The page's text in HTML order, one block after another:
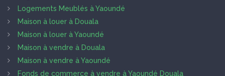
Logements Meublés à Yaoundé
Maison à louer à Douala
Maison à louer à Yaoundé
Maison à vendre à Douala
Maison à vendre à Yaoundé
Fonds de commerce à vendre à Yaoundé Douala